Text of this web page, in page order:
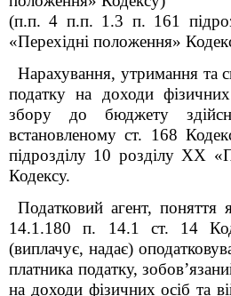
(п.п. 4 п.п. 1.3 п. 161
«Перехідні положення»
Нарахування, утримання та
податку на доходи
збору до бюджету
встановленому ст. 168
підрозділу 10 розділу XX
Кодексу.
Податковий агент, поняття
14.1.180 п. 14.1 ст. 14
(виплачує, надає)
платника податку,
на доходи фізичних осіб та